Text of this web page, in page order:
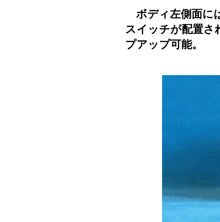
ボディ左側面に
スイッチが配置さ
プアップ可能。